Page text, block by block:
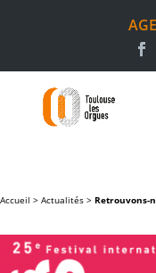
Accueil > Actualités > Retrouvons-